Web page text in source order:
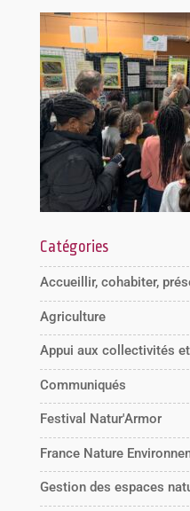
Catégories
Accueillir, cohabiter,
Agriculture
Appui aux collectivités
Communiqués
Festival Natur'Armor
France Nature
Gestion des espaces